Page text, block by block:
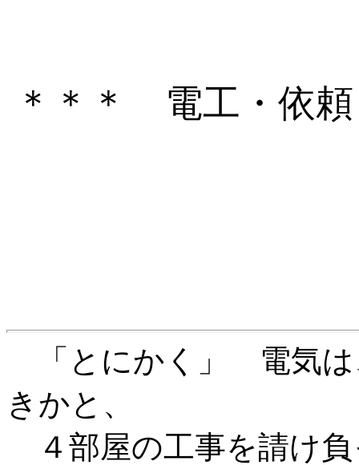
＊＊＊ 電工・依
「とにかく」 電気は
きかと、
４部屋の工事を請け